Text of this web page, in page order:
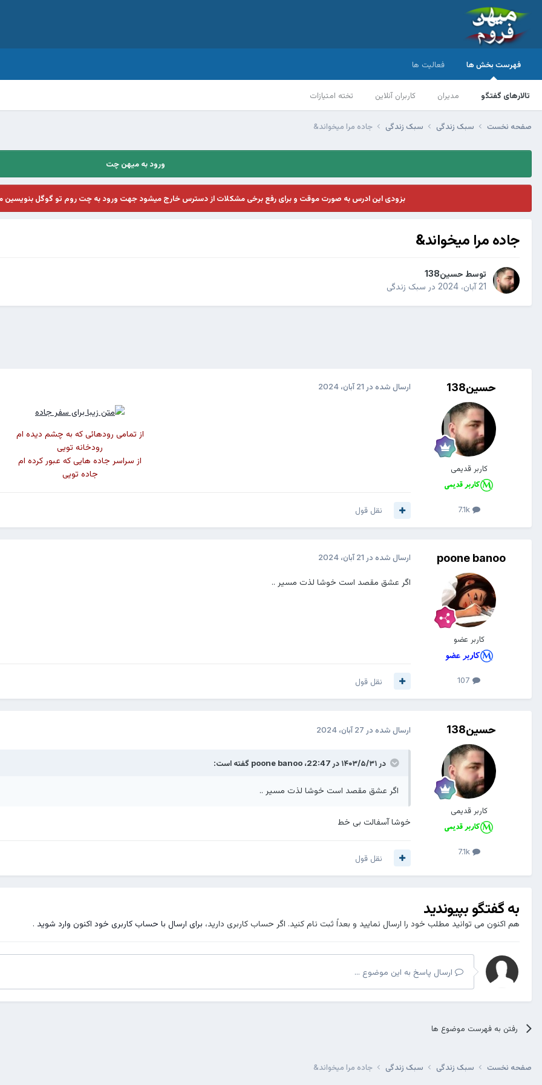
فهرست بخش ها
تالارهای گفتگو مدیران کاربران آنلاین تخته امتیازات
فعالیت ها
صفحه نخست سبک زندگی سبک زندگی جاده مرا میخواند&
ورود به میهن چت
بزودی این ادرس به صورت موقت و برای رفع برخی مشکلات از دسترس خارج میشود جهت ورود به چت روم تو گوگل بنویسین
جاده مرا میخواند&
توسط حسین138
21 آبان، 2024
در سبک زندگی
حسین138
کاربر قدیمی
7.1k
ارسال شده در 21 آبان، 2024
از تمامی رودهائی که به چشم دیده ام
رودخانه تویی
از سراسر جاده هایی که عبور کرده ام
جاده تویی
نقل قول
poone banoo
کاربر عضو
ارسال شده در 21 آبان، 2024
اگر عشق مقصد است خوشا لذت مسیر ..
نقل قول
حسین138
کاربر قدیمی
7.1k
ارسال شده در 27 آبان، 2024
در ۱۴۰۳/۵/۳۱ در 22:47، poone banoo گفته است:
اگر عشق مقصد است خوشا لذت مسیر ..
خوشا آسفالت بی خط
نقل قول
به گفتگو بپیوندید
هم اکنون می توانید مطلب خود را ارسال نمایید و بعداً ثبت نام کنید. اگر حساب کاربری دارید، برای ارسال با حساب کاربری خود اکنون وارد شوید .
ارسال پاسخ به این موضوع ...
رفتن به فهرست موضوع ها
صفحه نخست سبک زندگی سبک زندگی جاده مرا میخواند&